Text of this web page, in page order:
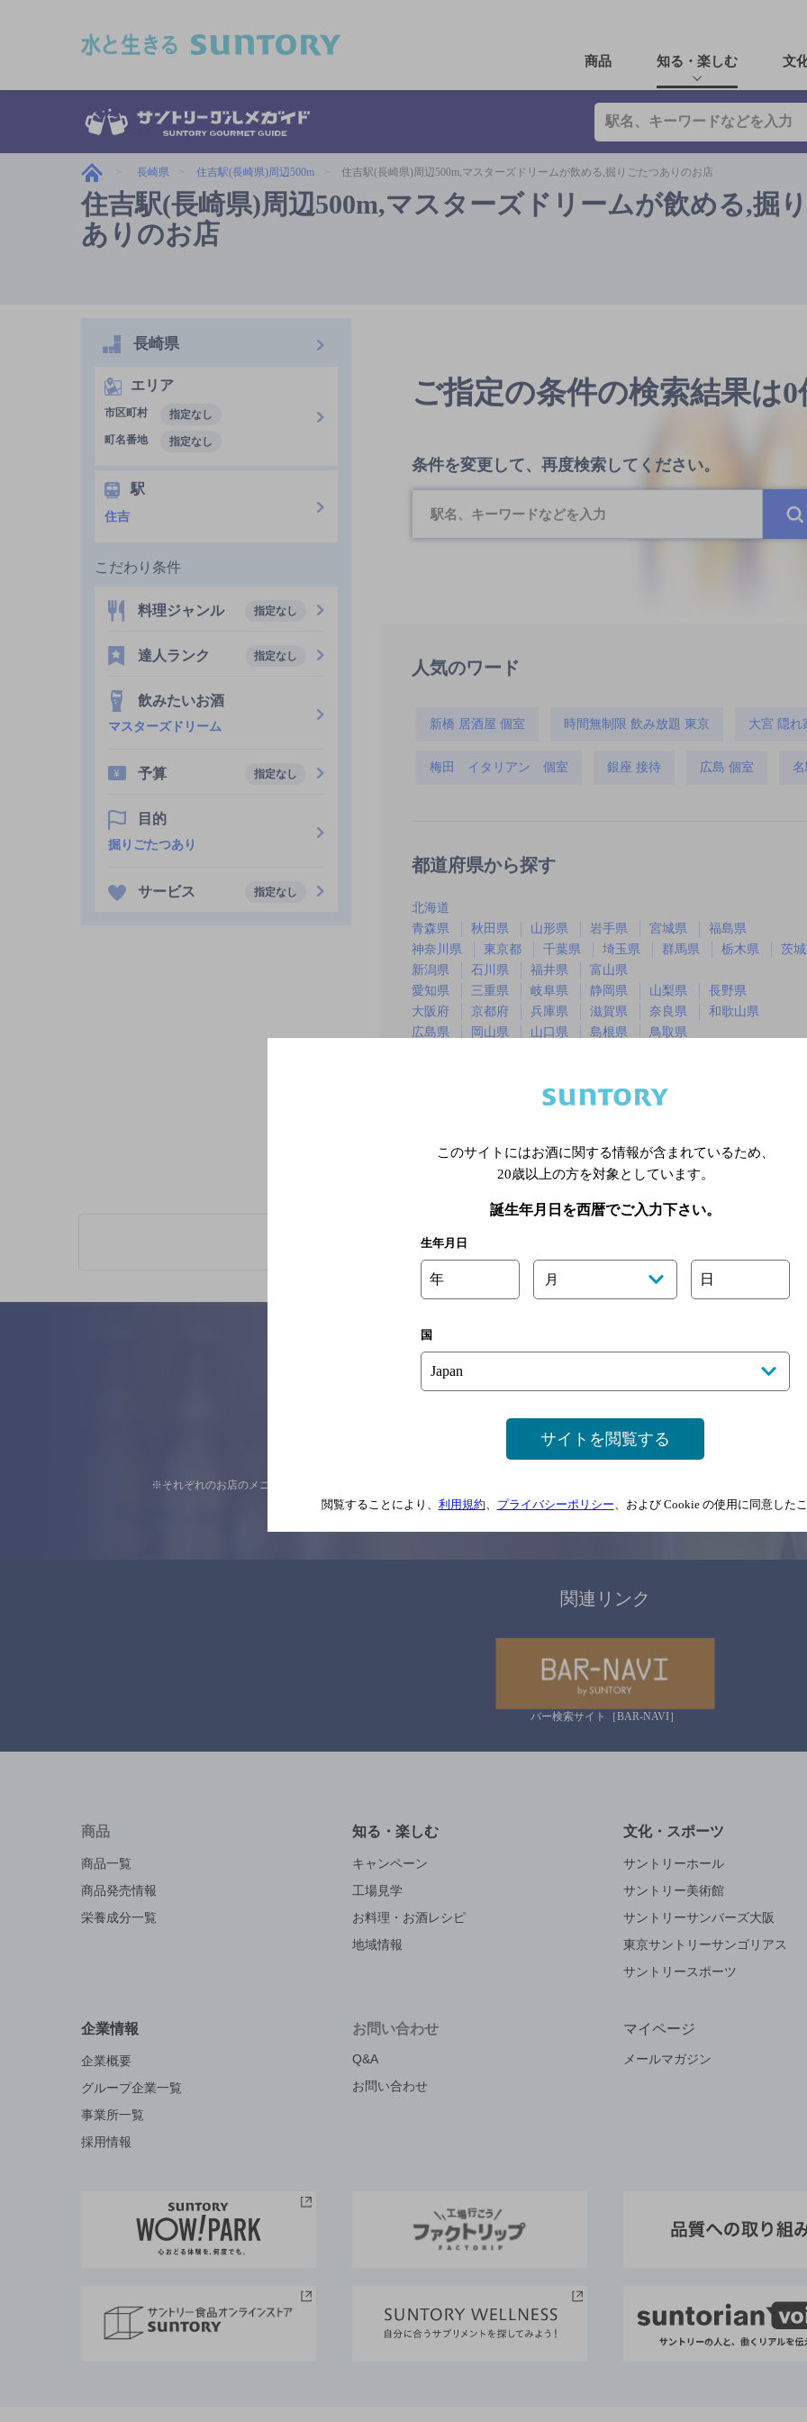
商品 知る・楽しむ 文
長崎県 住吉駅(長崎県)周辺500m 住吉駅(長崎県)周辺500m,マスターズドリームが飲める,掘りごたつありのお店
住吉駅(長崎県)周辺500m,マスターズドリームが飲める,掘
ありのお店
ご指定の条件の検索結果は0
条件を変更して、再度検索してください。
人気のワード
新橋 居酒屋 個室 時間無制限 飲み放題 東京 大宮 隠れ
梅田 イタリアン 個室 銀座 接待 広島 個室
都道府県から探す
北海道
青森県
秋田県 山形県 岩手県 宮城県
福島県
神奈川県
東京都 千葉県 埼玉県 群馬県 栃木県
茨
新潟県
石川県 福井県
富山県
愛知県
三重県 岐阜県 静岡県 山梨県
長野県
大阪府
京都府 兵庫県 滋賀県 奈良県
和歌山県
広島県
岡山県 山口県 島根県
鳥取県
※店舗によりハイボール取り扱い銘
長崎県
エリア
市区町村
指定なし
町名番地
指定なし
駅
住吉
こだわり条件
料理ジャンル 指定なし
達人ランク 指定なし
飲みたいお酒
マスターズドリーム
予算 指定なし
目的
掘りごたつあり
サービス 指定なし
ご意見・ご感想
※それぞれのお店のメニューや営業時間などの掲載情報については、 念のためお店にご確
関連リンク
バー検索サイト［BAR-NAVI］
商品
商品一覧
商品発売情報
栄養成分一覧
知る・楽しむ
キャンペーン
工場見学
お料理・お酒レシピ
地域情報
文化・スポーツ
サントリーホール
サントリー美術館
サントリーサンバーズ大阪
東京サントリーサンゴリアス
サントリースポーツ
企業情報
企業概要
グループ企業一覧
事業所一覧
採用情報
お問い合わせ
Q&A
お問い合わせ
マイページ
メールマガジン
このサイトにはお酒に関する情報が含まれているため、
20歳以上の方を対象としています。
誕生年月日を西暦でご入力下さい。
生年月日
年 月 日
国
サイトを閲覧する
閲覧することにより、 利用規約、 プライバシーポリシー、および Cookie の使用に同意した